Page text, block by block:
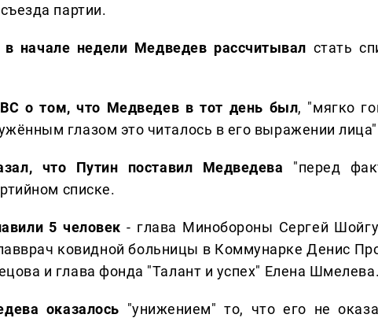
партии.
начале недели Медведев рассчитывал стать
о том, что Медведев в тот день был, "мягко
глазом это читалось в его выражении
что Путин поставил Медведева "перед
списке.
5 человек - глава Минобороны Сергей
ковидной больницы в Коммунарке Денис
и глава фонда "Талант и успех" Елена Шмелева.
оказалось "унижением" то, что его не